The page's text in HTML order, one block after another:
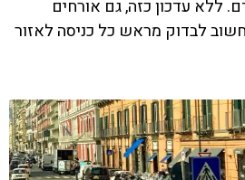
ללא עדכון כזה, גם אורחים
לבדוק מראש כל כניסה לאזור